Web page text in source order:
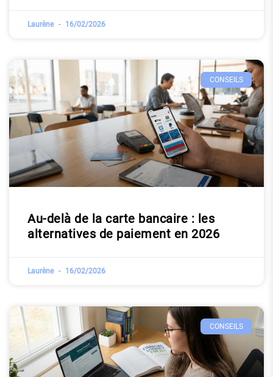
Laurène 16/02/2026
CONSEILS
Au-delà de la carte bancaire : les
alternatives de paiement en 2026
Laurène 16/02/2026
CONSEILS